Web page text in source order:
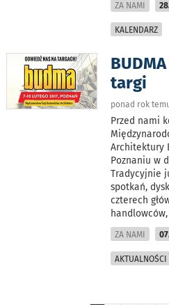
ZA NAMI
KALENDARZ
targi
ponad rok
Przed nami
Architektury
Poznaniu w
Tradycyjnie
spotkań,
czterech
ZA NAMI
AKTUALNOŚCI